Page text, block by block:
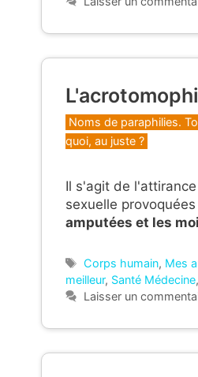
Catégories
Noms de paraphilies.
quoi, au juste ?
Il s'agit de
sexuelle
amputées et les
Étiquettes
Corps humain, Mes
meilleur, Santé Médecine,
Laisser un